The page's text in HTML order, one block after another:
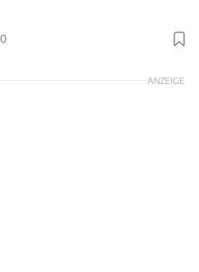
Foto: Hans-Dieter Seufert
ANZEIGE